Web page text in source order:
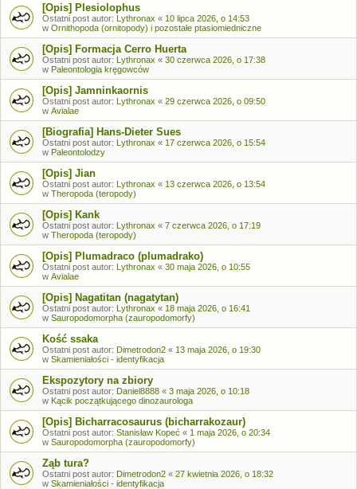
[Opis] Plesiolophus
Ostatni post autor: Lythronax « 10 lipca 2026, o 14:53
w Ornithopoda (ornitopody) i pozostałe ptasiomiedniczne
[Opis] Formacja Cerro Huerta
Ostatni post autor: Lythronax « 30 czerwca 2026, o 17:38
w Paleontologia kręgowców
[Opis] Jamninkaornis
Ostatni post autor: Lythronax « 29 czerwca 2026, o 09:50
w Avialae
[Biografia] Hans-Dieter Sues
Ostatni post autor: Lythronax « 17 czerwca 2026, o 15:54
w Paleontolodzy
[Opis] Jian
Ostatni post autor: Lythronax « 13 czerwca 2026, o 13:54
w Theropoda (teropody)
[Opis] Kank
Ostatni post autor: Lythronax « 7 czerwca 2026, o 17:19
w Theropoda (teropody)
[Opis] Plumadraco (plumadrako)
Ostatni post autor: Lythronax « 30 maja 2026, o 10:55
w Avialae
[Opis] Nagatitan (nagatytan)
Ostatni post autor: Lythronax « 18 maja 2026, o 16:41
w Sauropodomorpha (zauropodomorfy)
Kość ssaka
Ostatni post autor: Dimetrodon2 « 13 maja 2026, o 19:30
w Skamieniałości - identyfikacja
Ekspozytory na zbiory
Ostatni post autor: Daniel8888 « 3 maja 2026, o 10:18
w Kącik początkującego dinozaurologa
[Opis] Bicharracosaurus (bicharrakozaur)
Ostatni post autor: Stanisław Kopeć « 1 maja 2026, o 20:34
w Sauropodomorpha (zauropodomorfy)
Ząb tura?
Ostatni post autor: Dimetrodon2 « 27 kwietnia 2026, o 18:32
w Skamieniałości - identyfikacja